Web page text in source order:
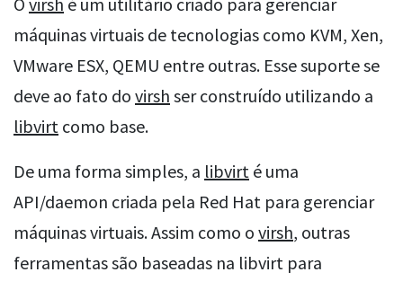
máquinas virtuais de tecnologias como KVM, Xen,
VMware ESX, QEMU entre outras. Esse suporte se
deve ao fato do virsh ser construído utilizando a
libvirt como base.
De uma forma simples, a libvirt é uma
API/daemon criada pela Red Hat para gerenciar
máquinas virtuais. Assim como o virsh, outras
ferramentas são baseadas na libvirt para